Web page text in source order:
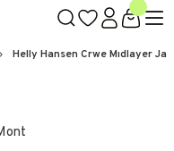
Helly Hansen Crwe Mıdlayer